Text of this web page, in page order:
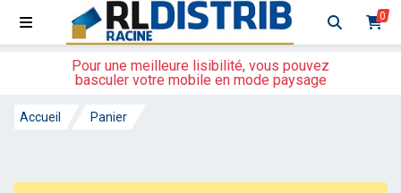
0
Pour une meilleure lisibilité, vous pouvez
basculer votre mobile en mode paysage
Accueil Panier